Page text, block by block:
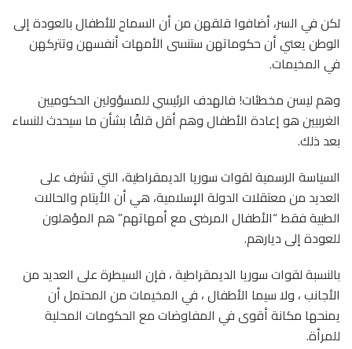
لكن في السر، أضافوا قلقهن من أن السماح للأطفال بالعودة إلى
الوطن يعني أن حكوماتهن ستنسى الأمهات أنفسهن وتتركهن
في المخيمات.
وهم ليسن مخطئات! فالهدف الرئيسي للمسؤولين الحكوميين
الغربيين هو إعادة الأطفال وهم أقل قلقًا بشأن ما سيحدث للنساء
بعد ذلك.
السياسة الرسمية لقوات سوريا الديمقراطية، التي تشرف على
العديد من معتقلات الدولة الإسلامية، هي أن الأيتام والحالات
الطبية فقط “الأطفال المرضى مع أمهاتهم” هم المؤهلون
للعودة إلى ديارهم.
بالنسبة لقوات سوريا الديمقراطية ، فإن السيطرة على العديد من
الأجانب ، ولا سيما الأطفال ، في المخيمات من المحتمل أن
يمنحها مكانة أقوى في المفاوضات مع الحكومات المحلية
للمرأة.